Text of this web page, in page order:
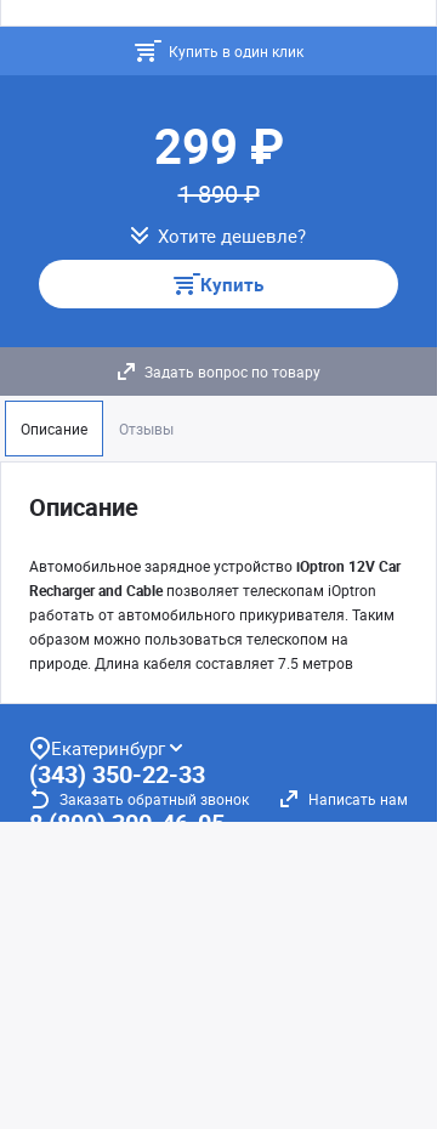
Купить в один клик
299 ₽
1 890 ₽
Хотите дешевле?
Купить
Задать вопрос по товару
Описание Отзывы
Описание
Автомобильное зарядное устройствоiOptron 12V Car
Recharger and Cableпозволяет телескопам iOptron
работать от автомобильного прикуривателя. Таким
образом можно пользоваться телескопом на
природе. Длина кабеля составляет 7.5 метров
Екатеринбург
(343) 350-22-33
Заказать обратный звонок Написать нам
8 (800) 300-46-05